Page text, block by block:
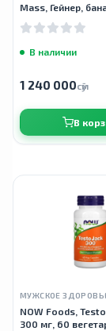
Mass, Гейнер,
В наличии
1 240 000сӯм
В
МУЖСКОЕ
NOW Foods,
300 мг, 60